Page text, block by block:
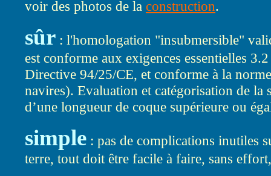
voir des photos de la construction.
sûr : l'homologation "insubmersible"
est conforme aux exigences essentielles
Directive 94/25/CE, et conforme à la
navires). Evaluation et catégorisation de
d’une longueur de coque supérieure ou
simple : pas de complications inutiles
terre, tout doit être facile à faire, sans